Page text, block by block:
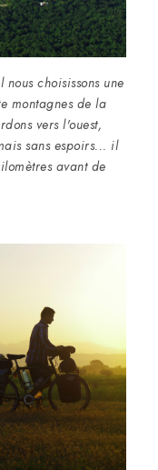
choisissons une
montagnes de la
vers l'ouest,
sans espoirs... il
avant de